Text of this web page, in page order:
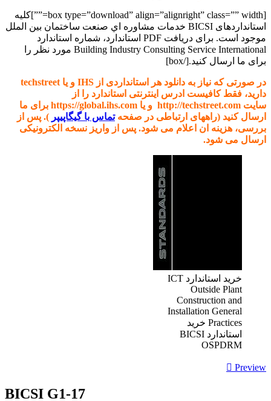
[box type=”download” align=”alignright” class=”” width=””]کلیه
استانداردهای BICSI خدمات مشاوره اي صنعت ساختمان بين الملل
موجود است. برای دریافت PDF استاندارد، شماره استاندارد
Building Industry Consulting Service International مورد نظر را
برای ما ارسال کنید.[/box]
در صورتی که نیاز به دانلود هر استانداردی از IHS و یا techstreet
دارید، فقط کافیست ادرس اینترنتی استاندارد را از
سایت http://techstreet.com و یا https://global.ihs.com برای ما
ارسال کنید (راههای ارتباطی در صفحهتماس با گیگاپیپر ). پس از
بررسی، هزینه ان اعلام می شود. پس از واریز نسخه الکترونیکی
ارسال می شود.
خرید استاندارد ICT
Outside Plant
Construction and
Installation General
Practices خرید
استاندارد BICSI
OSPDRM
 Preview
BICSI G1-17